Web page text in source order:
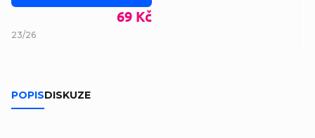
69 Kč
23/26
POPISDISKUZE